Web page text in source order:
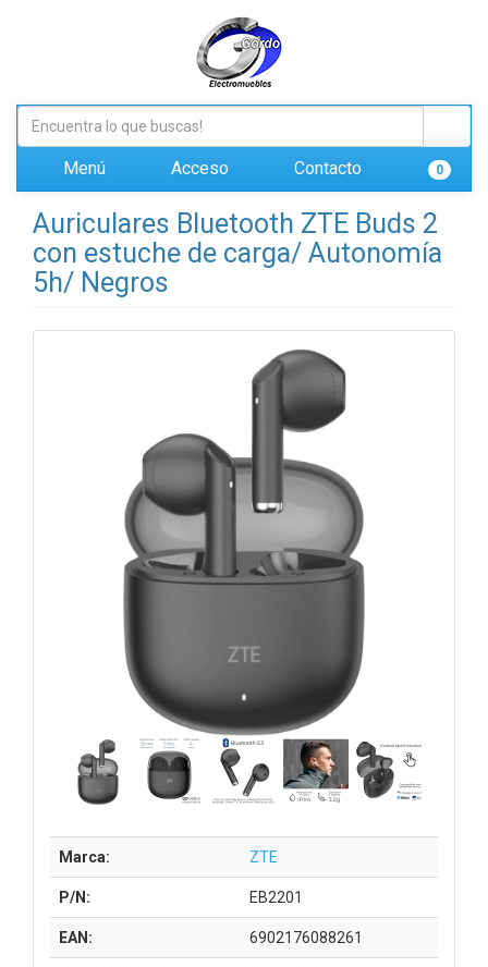
Menú Acceso Contacto 0
Auriculares Bluetooth ZTE Buds 2
con estuche de carga/ Autonomía
5h/ Negros
Marca: ZTE
P/N: EB2201
EAN: 6902176088261